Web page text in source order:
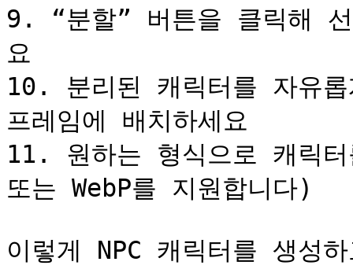
9. “분할” 버튼을 클릭해
요
10. 분리된 캐릭터를 자유
프레임에 배치하세요
11. 원하는 형식으로 캐릭
또는 WebP를 지원합니다)
이렇게 NPC 캐릭터를 생성